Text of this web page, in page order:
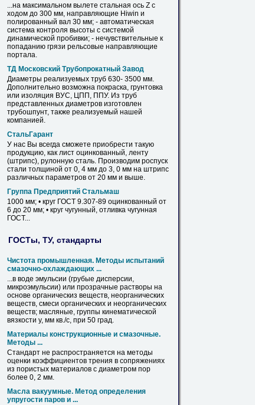
...на максимальном вылете стальная ось Z с
ходом до 300 мм, направляющие Hiwin и
полированный вал 30 мм; - автоматическая
система контроля высоты с системой
динамической пробивки; - нечувствительные к
попаданию грязи рельсовые направляющие
портала.
ТД Московский Трубопрокатный Завод
Диаметры реализуемых труб 630- 3500 мм.
Дополнительно возможна покраска, грунтовка
или изоляция ВУС, ЦПП, ППУ. Из труб
представленных диаметров изготовлен
трубошпунт, также реализуемый нашей
компанией.
СтальГарант
У нас Вы всегда сможете приобрести такую
продукцию, как лист оцинкованный, ленту
(штрипс), рулонную сталь. Производим роспуск
стали толщиной от 0, 4 мм до 3, 0 мм на штрипс
различных параметров от 20 мм и выше.
Группа Предприятий Стальмаш
1000 мм; • круг ГОСТ 9.307-89 оцинкованный от
6 до 20 мм; • круг чугунный, отливка чугунная
ГОСТ...
ГОСТы, ТУ, стандарты
Чистота промышленная. Методы испытаний
смазочно-охлаждающих ...
...в воде эмульсии (грубые дисперсии,
микроэмульсии) или прозрачные растворы на
основе органическиз веществ, неорганических
веществ, смеси органических и неорганических
веществ; масляные, группы кинематической
вязкости у, мм кв./с, при 50 град.
Материалы конструкционные и смазочные.
Методы ...
Стандарт не распространяется на методы
оценки коэффициентов трения в сопряжениях
из пористых материалов с диаметром пор
более 0, 2 мм.
Масла вакуумные. Метод определения
упругости паров и ...